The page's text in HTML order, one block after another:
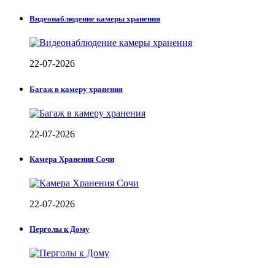
Видеонаблюдение камеры хранения
22-07-2026
Багаж в камеру хранения
22-07-2026
Камера Хранения Сочи
22-07-2026
Перголы к Дому